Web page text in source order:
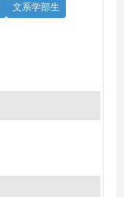
文系学部生